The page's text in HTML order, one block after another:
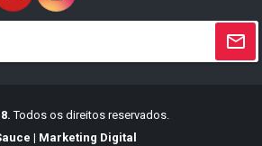
Todos os direitos reservados.
| Marketing Digital